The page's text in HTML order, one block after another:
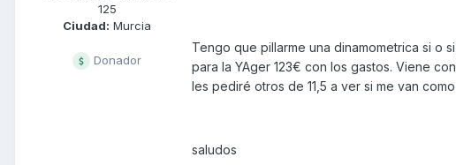
125
Ciudad: Murcia
Donador
Tengo que pillarme una dinamometrica si o
para la YAger 123€ con los gastos. Viene
les pediré otros de 11,5 a ver si me van
saludos